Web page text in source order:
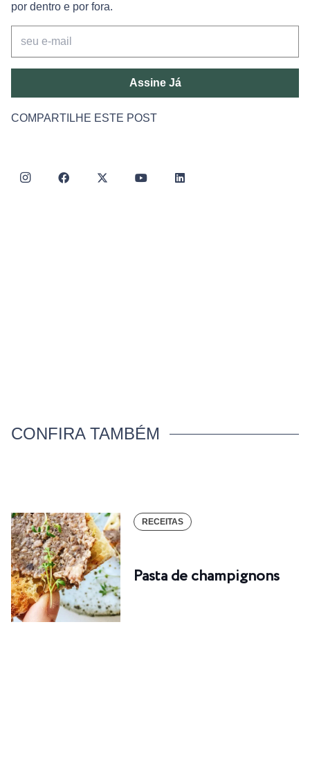
por dentro e por fora.
Assine Já
COMPARTILHE ESTE POST
CONFIRA TAMBÉM
RECEITAS
Pasta de champignons